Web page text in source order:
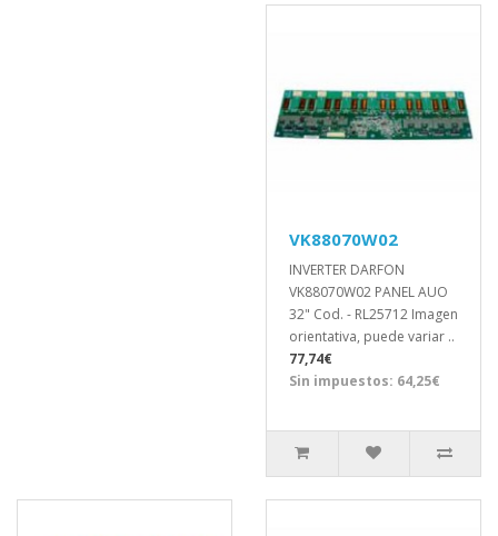
VK88070W02
INVERTER DARFON
VK88070W02 PANEL AUO
32" Cod. - RL25712 Imagen
orientativa, puede variar ..
77,74€
Sin impuestos: 64,25€